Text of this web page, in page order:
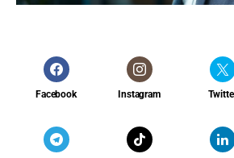
Facebook Instagram